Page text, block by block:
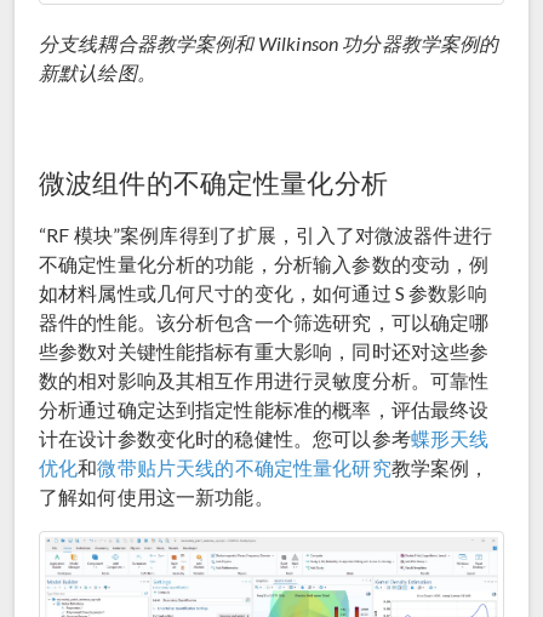
分支线耦合器教学案例和 Wilkinson 功分器教学案例的
新默认绘图。
微波组件的不确定性量化分析
“RF 模块”案例库得到了扩展，引入了对微波器件进行
不确定性量化分析的功能，分析输入参数的变动，例
如材料属性或几何尺寸的变化，如何通过 S 参数影响
器件的性能。该分析包含一个筛选研究，可以确定哪
些参数对关键性能指标有重大影响，同时还对这些参
数的相对影响及其相互作用进行灵敏度分析。可靠性
分析通过确定达到指定性能标准的概率，评估最终设
计在设计参数变化时的稳健性。您可以参考蝶形天线
优化和微带贴片天线的不确定性量化研究教学案例，
了解如何使用这一新功能。